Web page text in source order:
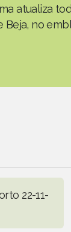
atualiza
no
22-11-